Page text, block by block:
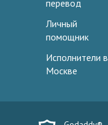
перевод
Личный
помощник
Исполнители в
Москве